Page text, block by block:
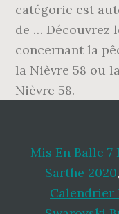
catégorie est
de … Découvrez
concernant la
la Nièvre 58 ou
Nièvre 58.
Mis En Balle 7
Sarthe 2020,
Calendrier